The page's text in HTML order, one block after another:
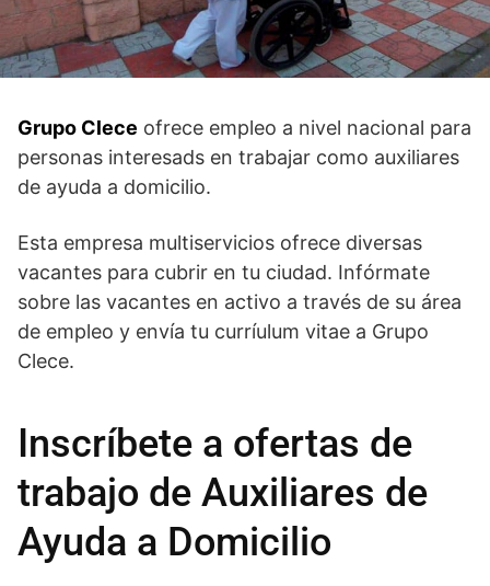
Grupo Clece ofrece empleo a nivel nacional para
personas interesads en trabajar como auxiliares
de ayuda a domicilio.
Esta empresa multiservicios ofrece diversas
vacantes para cubrir en tu ciudad. Infórmate
sobre las vacantes en activo a través de su área
de empleo y envía tu curríulum vitae a Grupo
Clece.
Inscríbete a ofertas de
trabajo de Auxiliares de
Ayuda a Domicilio